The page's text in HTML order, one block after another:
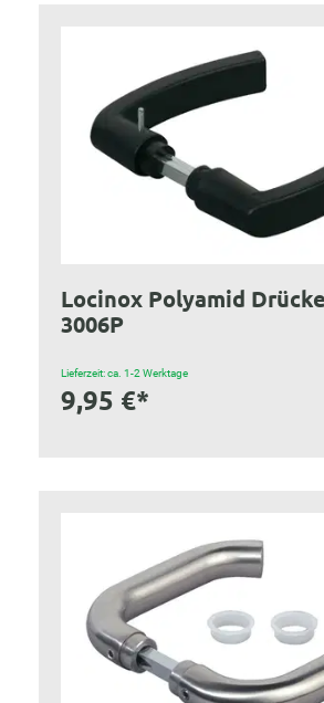
Locinox Polyamid
3006P
Lieferzeit: ca. 1-2 Werktage
9,95 €*